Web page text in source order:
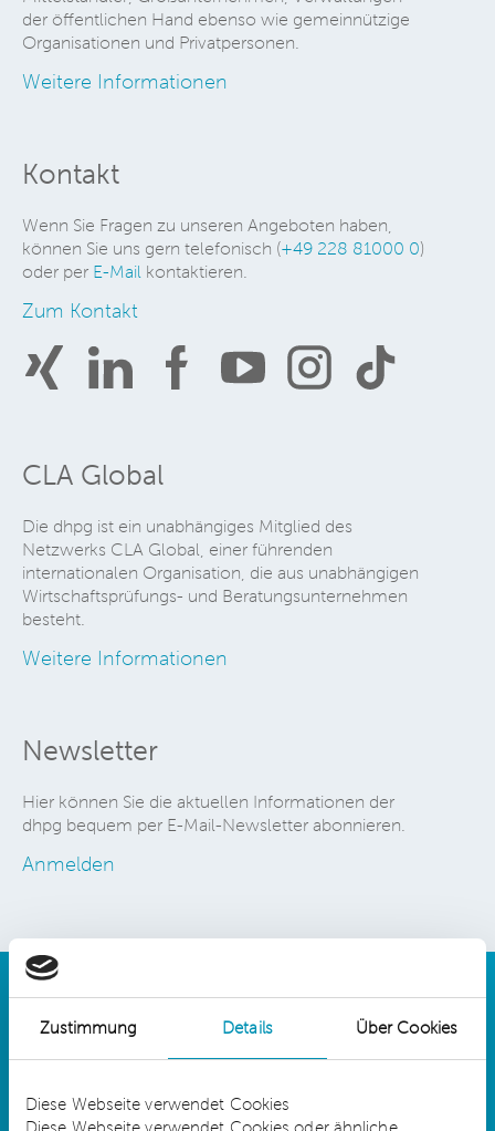
Zustimmung Details Über Cookies
Diese Webseite verwendet Cookies
Diese Webseite verwendet Cookies oder ähnliche
der öffentlichen Hand ebenso wie gemeinnützige
Organisationen und Privatpersonen.
Weitere Informationen
Kontakt
Wenn Sie Fragen zu unseren Angeboten haben,
können Sie uns gern telefonisch (+49 228 81000 0)
oder per E-Mail kontaktieren.
Zum Kontakt
CLA Global
Die dhpg ist ein unabhängiges Mitglied des
Netzwerks CLA Global, einer führenden
internationalen Organisation, die aus unabhängigen
Wirtschaftsprüfungs- und Beratungsunternehmen
besteht.
Weitere Informationen
Newsletter
Hier können Sie die aktuellen Informationen der
dhpg bequem per E-Mail-Newsletter abonnieren.
Anmelden